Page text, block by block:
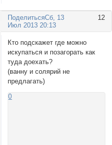
Поделиться 12
Сб, 13
Июл 2013 20:13
Кто подскажет где можно
искупаться и позагорать как
туда доехать?
(ванну и солярий не
предлагать)
0